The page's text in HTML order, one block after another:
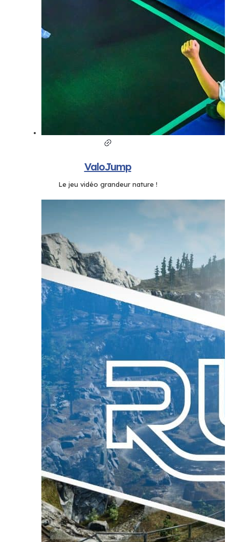
ValoJump
Le jeu vidéo grandeur nature !